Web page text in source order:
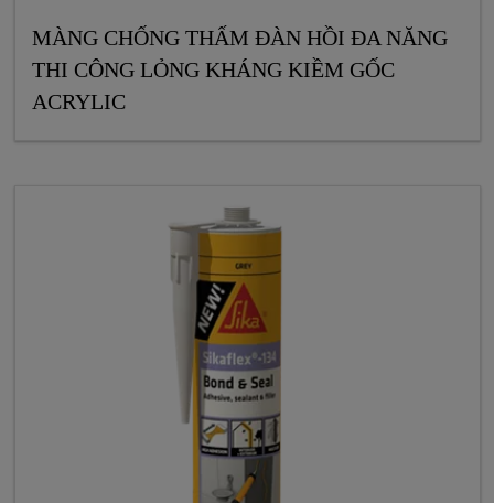
MÀNG CHỐNG THẤM ĐÀN HỒI ĐA NĂNG
THI CÔNG LỎNG KHÁNG KIỀM GỐC
ACRYLIC